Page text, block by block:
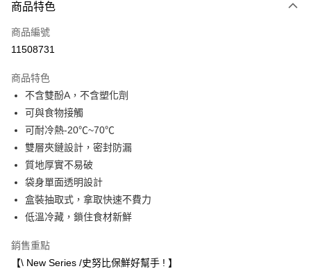
POYA支付
信用卡一次付款
LINE Pay
Apple Pay
街口支付
悠遊付
Google Pay
AFTEE先享後付
【關於「AFTEE先享後付」】
AFTEE先享後付是「在收到商品之後才付款」的支付方式。 讓您購物簡單
即享券
商品特色
商品編號
11508731
商品特色
不含雙酚A，不含塑化劑
可與食物接觸
可耐冷熱-20℃~70℃
雙層夾鏈設計，密封防漏
質地厚實不易破
袋身單面透明設計
盒裝抽取式，拿取快速不費力
低溫冷藏，鎖住食材新鮮
銷售重點
【\ New Series /史努比保鮮好幫手 ! 】